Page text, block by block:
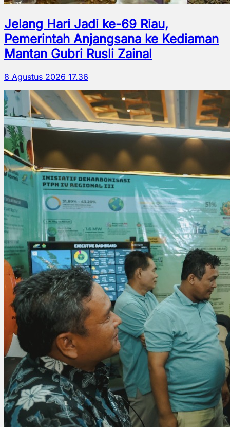
Jelang Hari Jadi ke-69 Riau,
Pemerintah Anjangsana ke Kediaman
Mantan Gubri Rusli Zainal
8 Agustus 2026 17.36